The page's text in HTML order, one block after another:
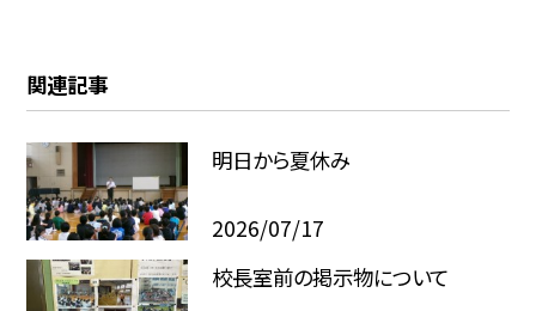
関連記事
明日から夏休み
2026/07/17
校長室前の掲示物について